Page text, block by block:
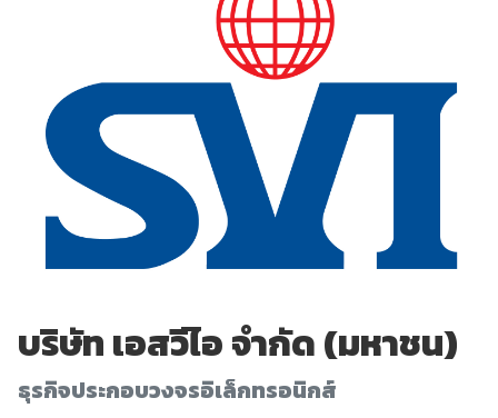
บริษัท เอสวีไอ จำกัด (มหาชน)
ธุรกิจประกอบวงจรอิเล็กทรอนิกส์